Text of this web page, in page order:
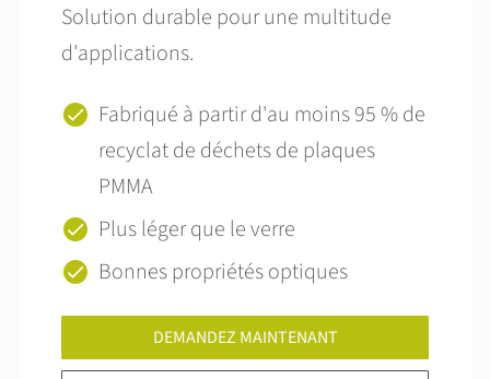
Solution durable pour une multitude
d'applications.
Fabriqué à partir d'au moins 95 % de
recyclat de déchets de plaques
PMMA
Plus léger que le verre
Bonnes propriétés optiques
DEMANDEZ MAINTENANT